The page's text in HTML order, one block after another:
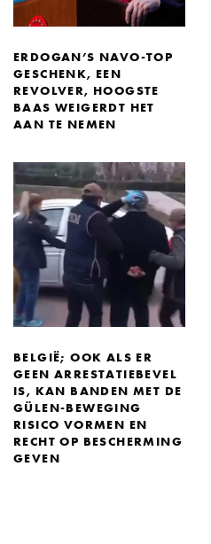
ERDOGAN’S NAVO-TOP
GESCHENK, EEN
REVOLVER, HOOGSTE
BAAS WEIGERDT HET
AAN TE NEMEN
BELGIË; OOK ALS ER
GEEN ARRESTATIEBEVEL
IS, KAN BANDEN MET DE
GÜLEN-BEWEGING
RISICO VORMEN EN
RECHT OP BESCHERMING
GEVEN